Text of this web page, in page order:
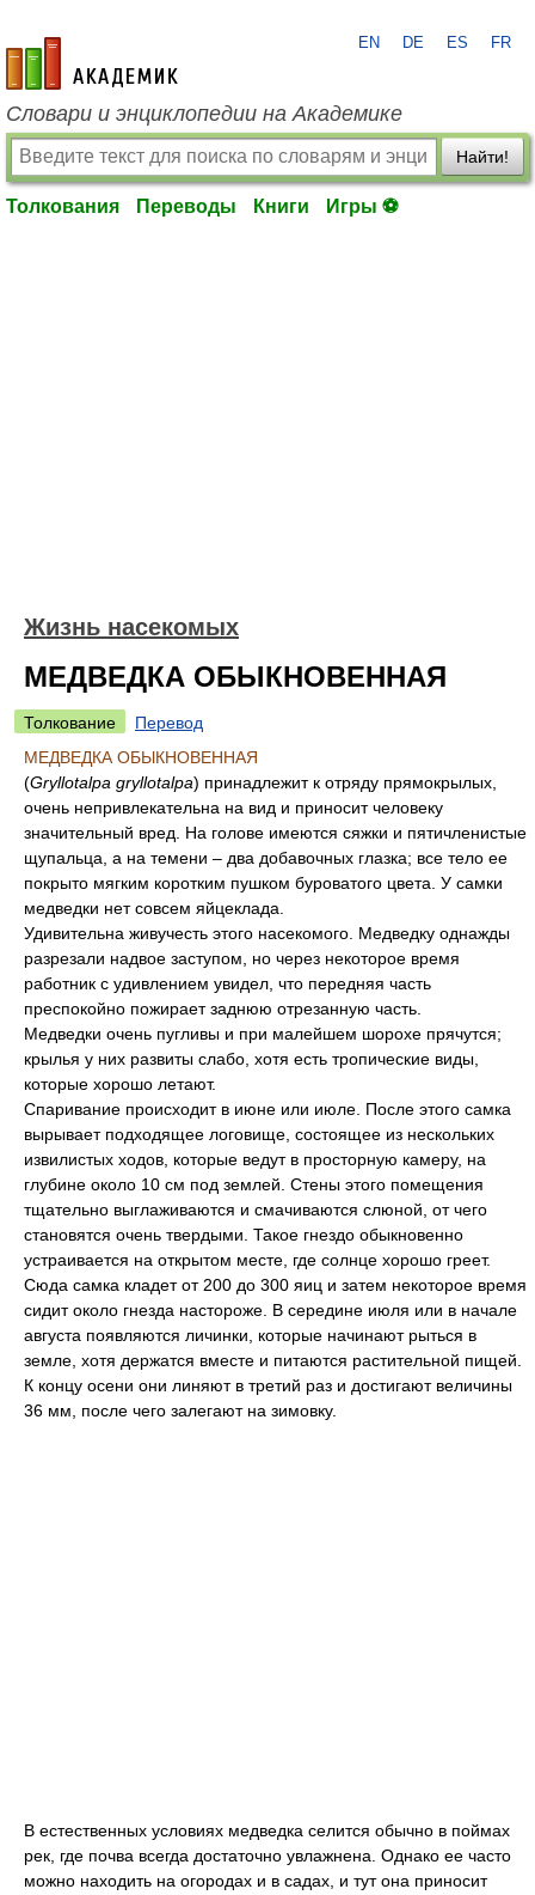
academic.ru
EN DE ES FR
Словари и энциклопедии на Академике
Найти!
Толкования Переводы Книги Игры ⚽
Жизнь насекомых
МЕДВЕДКА ОБЫКНОВЕННАЯ
Толкование
Перевод
МЕДВЕДКА ОБЫКНОВЕННАЯ
(Gryllotalpa gryllotalpa) принадлежит к отряду прямокрылых,
очень непривлекательна на вид и приносит человеку
значительный вред. На голове имеются сяжки и пятичленистые
щупальца, а на темени – два добавочных глазка; все тело ее
покрыто мягким коротким пушком буроватого цвета. У самки
медведки нет совсем яйцеклада.
Удивительна живучесть этого насекомого. Медведку однажды
разрезали надвое заступом, но через некоторое время
работник с удивлением увидел, что передняя часть
преспокойно пожирает заднюю отрезанную часть.
Медведки очень пугливы и при малейшем шорохе прячутся;
крылья у них развиты слабо, хотя есть тропические виды,
которые хорошо летают.
Спаривание происходит в июне или июле. После этого самка
вырывает подходящее логовище, состоящее из нескольких
извилистых ходов, которые ведут в просторную камеру, на
глубине около 10 см под землей. Стены этого помещения
тщательно выглаживаются и смачиваются слюной, от чего
становятся очень твердыми. Такое гнездо обыкновенно
устраивается на открытом месте, где солнце хорошо греет.
Сюда самка кладет от 200 до 300 яиц и затем некоторое время
сидит около гнезда настороже. В середине июля или в начале
августа появляются личинки, которые начинают рыться в
земле, хотя держатся вместе и питаются растительной пищей.
К концу осени они линяют в третий раз и достигают величины
36 мм, после чего залегают на зимовку.
В естественных условиях медведка селится обычно в поймах
рек, где почва всегда достаточно увлажнена. Однако ее часто
можно находить на огородах и в садах, и тут она приносит